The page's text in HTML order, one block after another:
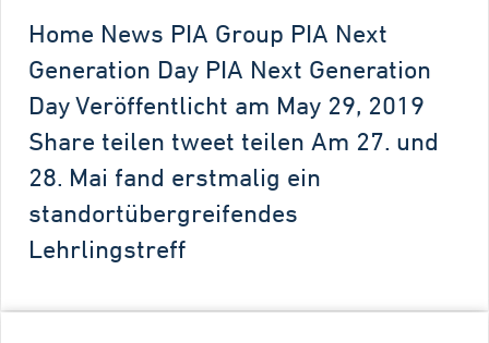
Home News PIA Group PIA Next
Generation Day PIA Next Generation
Day Veröffentlicht am May 29, 2019
Share teilen tweet teilen Am 27. und
28. Mai fand erstmalig ein
standortübergreifendes
Lehrlingstreff